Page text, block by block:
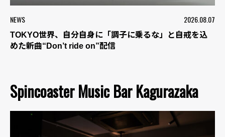
NEWS 2026.08.07
TOKYO世界、自分自身に「調子に乗るな」と自戒を込
めた新曲“Don’t ride on”配信
Spincoaster Music Bar Kagurazaka